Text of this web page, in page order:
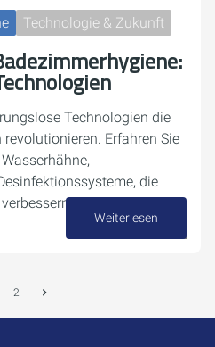
Technologie & Zukunft
Technologien die
Erfahren Sie
die
Weiterlesen
2